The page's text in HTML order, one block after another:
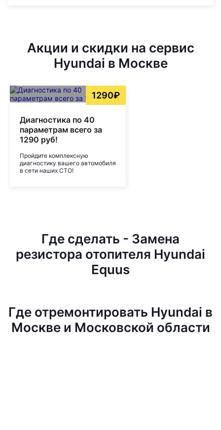
Акции и скидки на сервис
Hyundai в Москве
1290₽
Диагностика по 40
параметрам всего за
1290 руб!
Пройдите комплексную
диагностику вашего автомобиля
в сети наших СТО!
Где сделать - Замена
резистора отопителя Hyundai
Equus
Где отремонтировать Hyundai в
Москве и Московской области